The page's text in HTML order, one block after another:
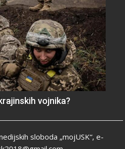
vojnika?
sloboda „mojUSK“, e-